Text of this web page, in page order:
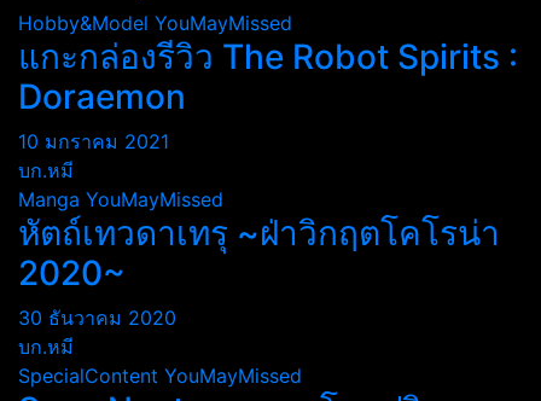
Hobby&Model YouMayMissed
แกะกล่องรีวิว The Robot Spirits :
Doraemon
10 มกราคม 2021
บก.หมี
Manga YouMayMissed
หัตถ์เทวดาเทรุ ~ฝ่าวิกฤตโคโรน่า
2020~
30 ธันวาคม 2020
บก.หมี
SpecialContent YouMayMissed